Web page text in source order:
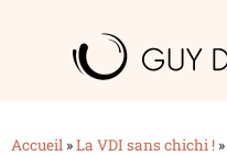
Accueil »La VDI sans chichi ! »